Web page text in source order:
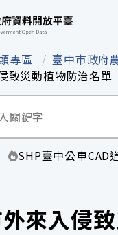
政府
專區
臺中市政府
致災動植物防治名單
SHP臺中公車CAD
來入侵